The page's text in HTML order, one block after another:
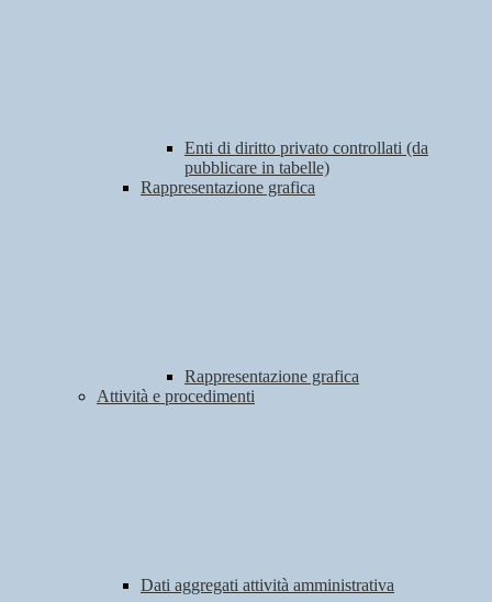
Enti di diritto privato controllati (da
pubblicare in tabelle)
Rappresentazione grafica
Rappresentazione grafica
Attività e procedimenti
Dati aggregati attività amministrativa